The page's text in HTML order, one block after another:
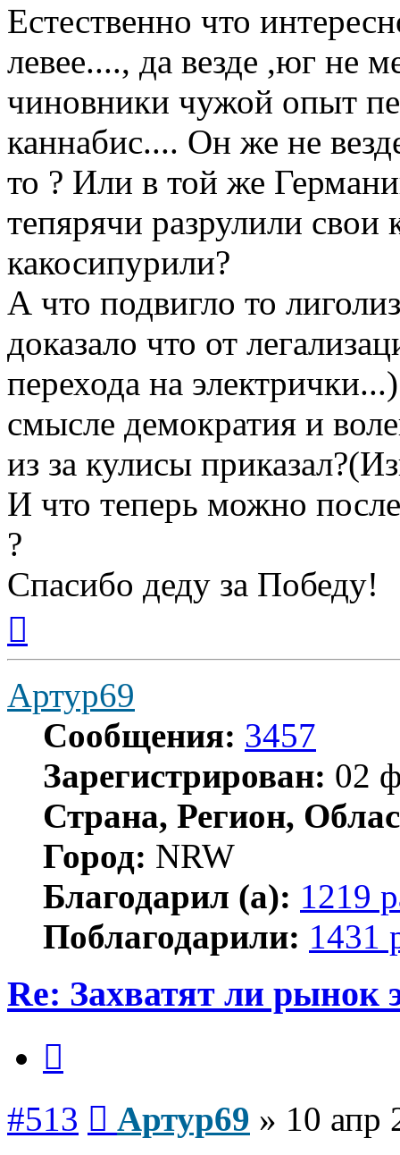
Естественно что
левее...., да везде ,юг не
чиновники чужой опыт
каннабис.... Он же не
то ? Или в той же
тепярячи разрулили
какосипурили?
А что подвигло то
доказало что от
перехода на
смысле демократия и
из за кулисы
И что теперь можно
?
Спасибо деду за Победу!
началу
Артур69
Сообщения: 3457
Зарегистрирован: 02
Страна, Регион,
Город: NRW
Благодарил (а): 1219
Поблагодарили: 1431
Re: Захватят ли рынок
#513 Артур69 » 10 апр